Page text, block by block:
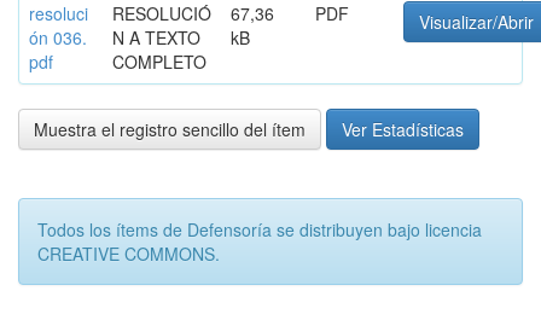
resoluci
ón 036.
pdf
RESOLUCIÓ
N A TEXTO
COMPLETO
67,36
kB
PDF Visualizar/Abrir
Muestra el registro sencillo del ítem Ver Estadísticas
Todos los ítems de Defensoría se distribuyen bajo licencia
CREATIVE COMMONS.